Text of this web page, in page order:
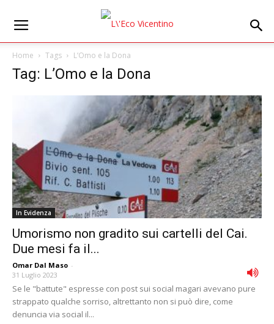
Home Tags L’Omo e la Dona
Tag: L’Omo e la Dona
In Evidenza
Umorismo non gradito sui cartelli del Cai.
Due mesi fa il...
Omar Dal Maso -
31 Luglio 2023
Se le "battute" espresse con post sui social magari avevano pure
strappato qualche sorriso, altrettanto non si può dire, come
denuncia via social il...